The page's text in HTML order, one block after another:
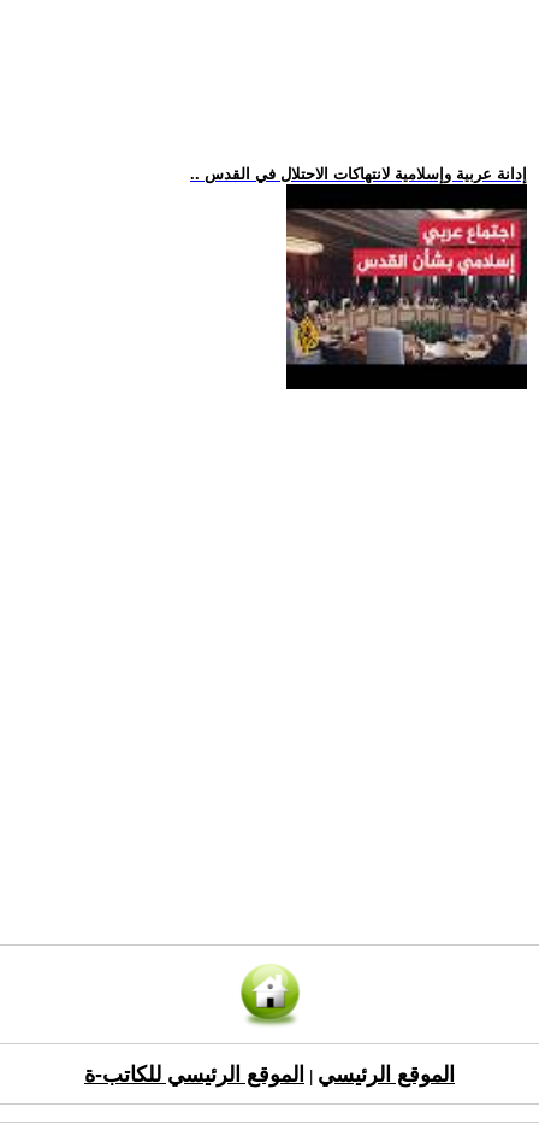
.. إدانة عربية وإسلامية لانتهاكات الاحتلال في القدس
الموقع الرئيسي الموقع الرئيسي للكاتب-ة